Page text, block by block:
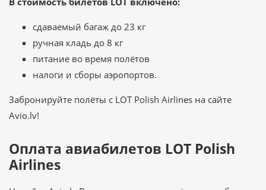
сдаваемый багаж до 23 кг
ручная кладь до 8 кг
питание во время полётов
налоги и сборы аэропортов.
Забронируйте полёты с LOT Polish Airlines на сайте
Avio.lv!
Оплата авиабилетов LOT Polish
Airlines